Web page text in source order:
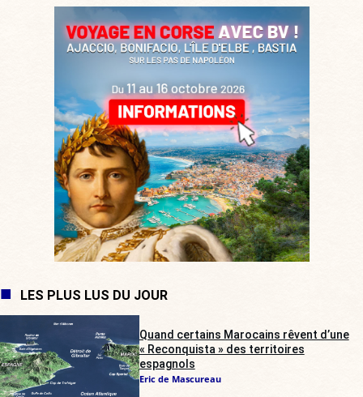
LES PLUS LUS DU JOUR
Quand certains Marocains rêvent d’une
« Reconquista » des territoires
espagnols
Eric de Mascureau